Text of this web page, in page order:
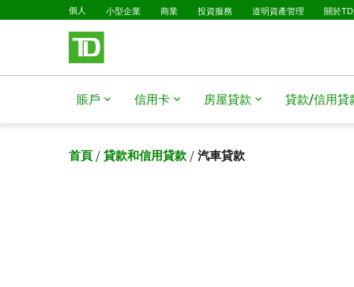
略過進入主要內容
個人 已選擇小型企業 商業 投資服務 道明資產管理 關於
賬戶 信用卡 房屋貸款​​​​​​​ 貸款/信用貸
首頁 / 貸款和信用貸款 / 汽車貸款